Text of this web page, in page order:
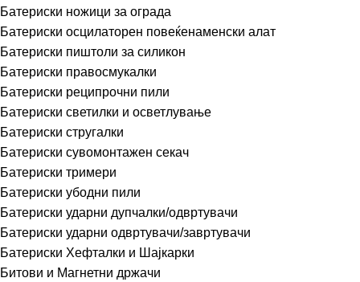
Батериски ножици за ограда
Батериски осцилаторен повеќенаменски алат
Батериски пиштоли за силикон
Батериски правосмукалки
Батериски реципрочни пили
Батериски светилки и осветлување
Батериски стругалки
Батериски сувомонтажен секач
Батериски тримери
Батериски убодни пили
Батериски ударни дупчалки/одвртувачи
Батериски ударни одвртувачи/завртувачи
Батериски Хефталки и Шајкарки
Битови и Магнетни држачи